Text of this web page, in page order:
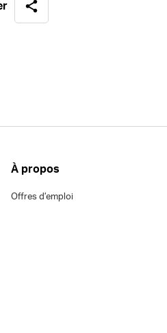
À propos
Offres d’emploi